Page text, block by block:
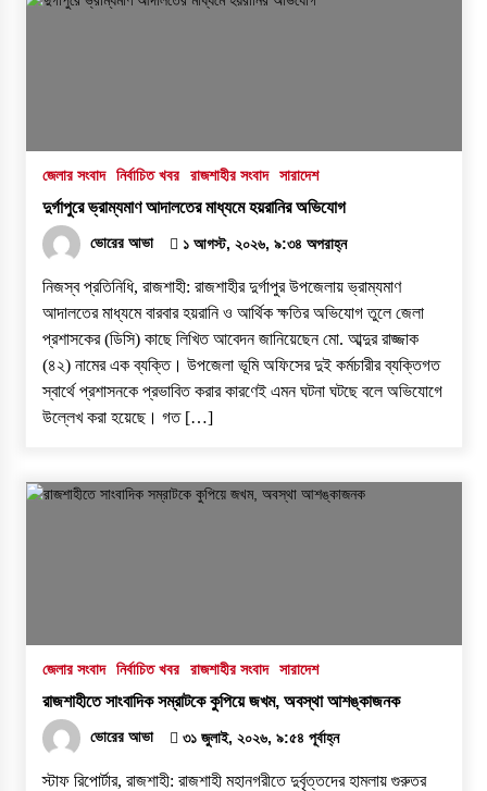
জেলার সংবাদ নির্বাচিত খবর রাজশাহীর সংবাদ সারাদেশ
দুর্গাপুরে ভ্রাম্যমাণ আদালতের মাধ্যমে হয়রানির অভিযোগ
ভোরের আভা ১ আগস্ট, ২০২৬, ৯:৩৪ অপরাহ্ন
নিজস্ব প্রতিনিধি, রাজশাহী: রাজশাহীর দুর্গাপুর উপজেলায় ভ্রাম্যমাণ
আদালতের মাধ্যমে বারবার হয়রানি ও আর্থিক ক্ষতির অভিযোগ তুলে জেলা
প্রশাসকের (ডিসি) কাছে লিখিত আবেদন জানিয়েছেন মো. আব্দুর রাজ্জাক
(৪২) নামের এক ব্যক্তি। উপজেলা ভূমি অফিসের দুই কর্মচারীর ব্যক্তিগত
স্বার্থে প্রশাসনকে প্রভাবিত করার কারণেই এমন ঘটনা ঘটছে বলে অভিযোগে
উল্লেখ করা হয়েছে। ​গত […]
জেলার সংবাদ নির্বাচিত খবর রাজশাহীর সংবাদ সারাদেশ
রাজশাহীতে সাংবাদিক সম্রাটকে কুপিয়ে জখম, অবস্থা আশঙ্কাজনক
ভোরের আভা ৩১ জুলাই, ২০২৬, ৯:৫৪ পূর্বাহ্ন
স্টাফ রিপোর্টার, রাজশাহী: রাজশাহী মহানগরীতে দুর্বৃত্তদের হামলায় গুরুতর